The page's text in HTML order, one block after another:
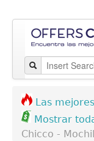
Las
Mostrar
Chicco -